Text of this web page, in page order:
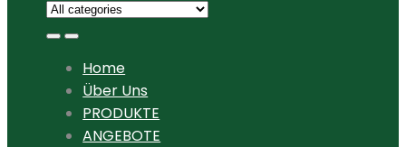
Home
Über Uns
PRODUKTE
ANGEBOTE